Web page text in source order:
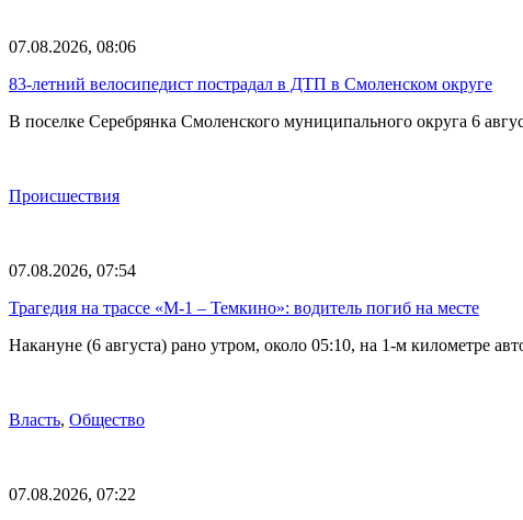
07.08.2026, 08:06
83-летний велосипедист пострадал в ДТП в Смоленском округе
В поселке Серебрянка Смоленского муниципального округа 6
Происшествия
07.08.2026, 07:54
Трагедия на трассе «М-1 – Темкино»: водитель погиб на месте
Накануне (6 августа) рано утром, около 05:10, на 1-м километре
Власть, Общество
07.08.2026, 07:22